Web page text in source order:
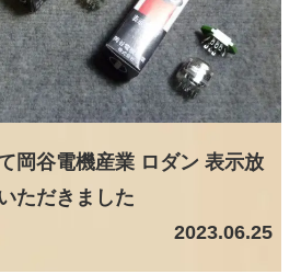
岡谷電機産業 ロダン 表示放
ただきました
2023.06.25